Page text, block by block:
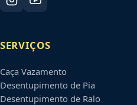
SERVIÇOS
Caça Vazamento
Desentupimento de Pia
Desentupimento de Ralo